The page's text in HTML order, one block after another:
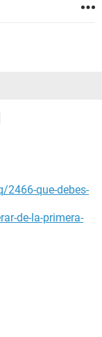
que-debes-
de-la-primera-